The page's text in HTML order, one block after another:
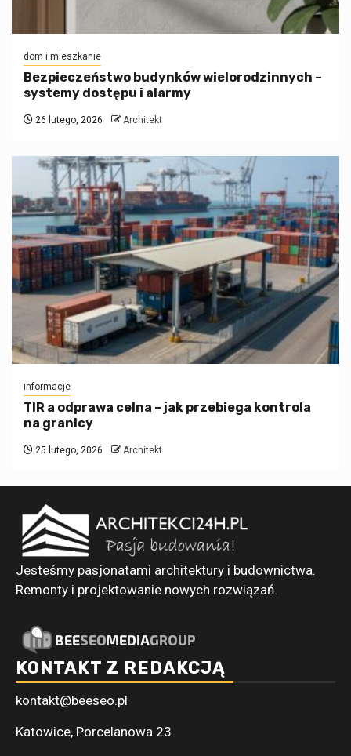
dom i mieszkanie
Bezpieczeństwo budynków wielorodzinnych –
systemy dostępu i alarmy
26 lutego, 2026 Architekt
informacje
TIR a odprawa celna – jak przebiega kontrola
na granicy
25 lutego, 2026 Architekt
Jesteśmy pasjonatami architektury i budownictwa.
Remonty i projektowanie nowych rozwiązań.
KONTAKT Z REDAKCJĄ
kontakt@beeseo.pl
Katowice, Porcelanowa 23